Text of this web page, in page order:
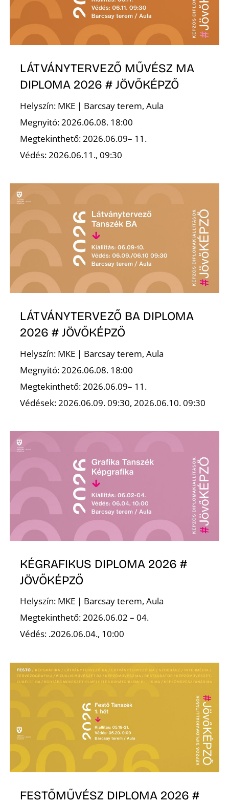
LÁTVÁNYTERVEZŐ MŰVÉSZ MA
DIPLOMA 2026 # JÖVŐKÉPZŐ
Helyszín: MKE | Barcsay terem, Aula
Megnyitó: 2026.06.08. 18:00
Megtekinthető: 2026.06.09– 11.
Védés: 2026.06.11., 09:30
LÁTVÁNYTERVEZŐ BA DIPLOMA
2026 # JÖVŐKÉPZŐ
Helyszín: MKE | Barcsay terem, Aula
Megnyitó: 2026.06.08. 18:00
Megtekinthető: 2026.06.09– 11.
Védések: 2026.06.09. 09:30, 2026.06.10. 09:30
KÉGRAFIKUS DIPLOMA 2026 #
JÖVŐKÉPZŐ
Helyszín: MKE | Barcsay terem, Aula
Megtekinthető: 2026.06.02 – 04.
Védés: .2026.06.04., 10:00
FESTŐMŰVÉSZ DIPLOMA 2026 #